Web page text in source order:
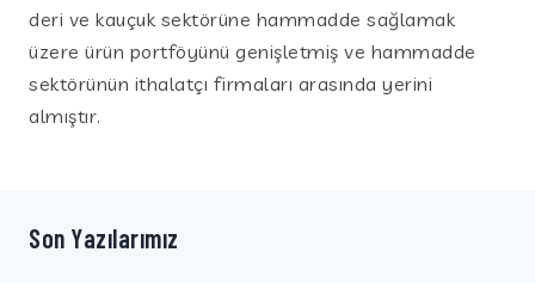
deri ve kauçuk sektörüne hammadde sağlamak
üzere ürün portföyünü genişletmiş ve hammadde
sektörünün ithalatçı firmaları arasında yerini
almıştır.
Son Yazılarımız